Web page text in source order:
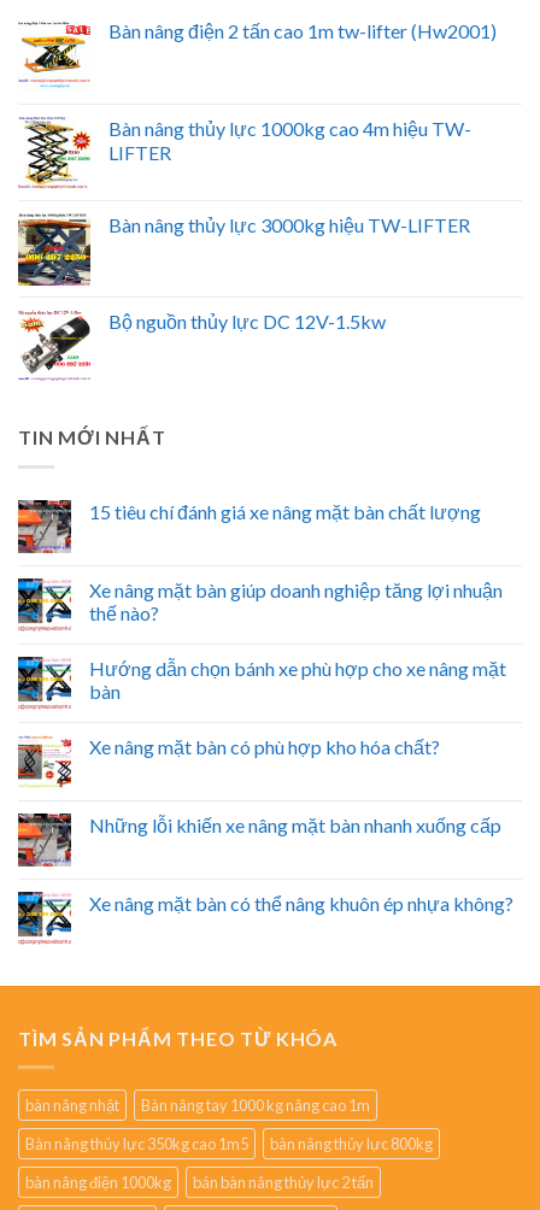
Bàn nâng điện 2 tấn cao 1m tw-lifter (Hw2001)
Bàn nâng thủy lực 1000kg cao 4m hiệu TW-
LIFTER
Bàn nâng thủy lực 3000kg hiệu TW-LIFTER
Bộ nguồn thủy lực DC 12V-1.5kw
TIN MỚI NHẤT
15 tiêu chí đánh giá xe nâng mặt bàn chất lượng
Xe nâng mặt bàn giúp doanh nghiệp tăng lợi nhuận
thế nào?
Hướng dẫn chọn bánh xe phù hợp cho xe nâng mặt
bàn
Xe nâng mặt bàn có phù hợp kho hóa chất?
Những lỗi khiến xe nâng mặt bàn nhanh xuống cấp
Xe nâng mặt bàn có thể nâng khuôn ép nhựa không?
TÌM SẢN PHẨM THEO TỪ KHÓA
bàn nâng nhật
Bàn nâng tay 1000 kg nâng cao 1m
Bàn nâng thủy lực 350kg cao 1m5
bàn nâng thủy lực 800kg
bàn nâng điện 1000kg
bán bàn nâng thủy lực 2 tấn